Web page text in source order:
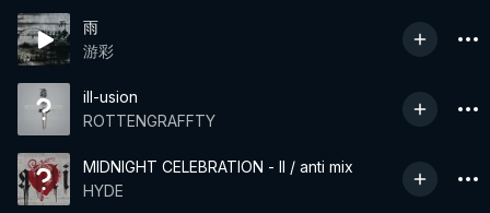
雨
游彩
ill-usion
ROTTENGRAFFTY
MIDNIGHT CELEBRATION - II / anti mix
HYDE